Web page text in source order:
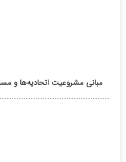
مبانی مشروعیت اتحادیه‌ها و